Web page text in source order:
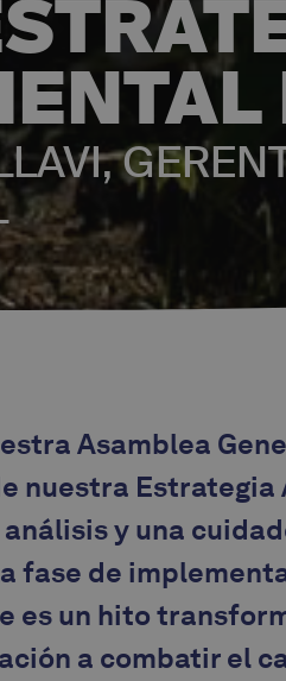
Asamblea
nuestra Estrategia
y una
fase de
es un hito
a combatir el